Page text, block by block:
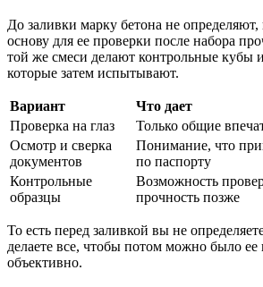
До заливки марку бетона не
основу для ее проверки после набора
той же смеси делают контрольные кубы
которые затем испытывают.
Вариант Что дает
Проверка на глаз
Только общие
Осмотр и сверка
документов
Понимание, что
по паспорту
Контрольные
образцы
Возможность
прочность позже
То есть перед заливкой вы не
делаете все, чтобы потом можно было ее
объективно.